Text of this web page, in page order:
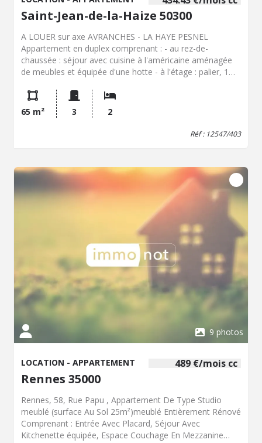
Saint-Jean-de-la-Haize 50300
A LOUER sur axe AVRANCHES - LA HAYE PESNEL
Appartement en duplex comprenant : - au rez-de-
chaussée : séjour avec cuisine à l'américaine aménagée
de meubles et équipée d'une hotte - à l'étage : palier, 1
cour commune Prov charges : 11EUR par mois (Ordures
ménagères et vidange fosse) Logement conventionné
ANAH (conditions de revenus) chauffage individuel
65 m² 3 2
Réf : 12547/403
9 photos
489 €/mois cc
LOCATION - APPARTEMENT
Rennes 35000
Rennes, 58, Rue Papu , Appartement De Type Studio
meublé (surface Au Sol 25m²)meublé Entièrement Rénové
Comprenant : Entrée Avec Placard, Séjour Avec
Kitchenette équipée, Espace Couchage En Mezzanine